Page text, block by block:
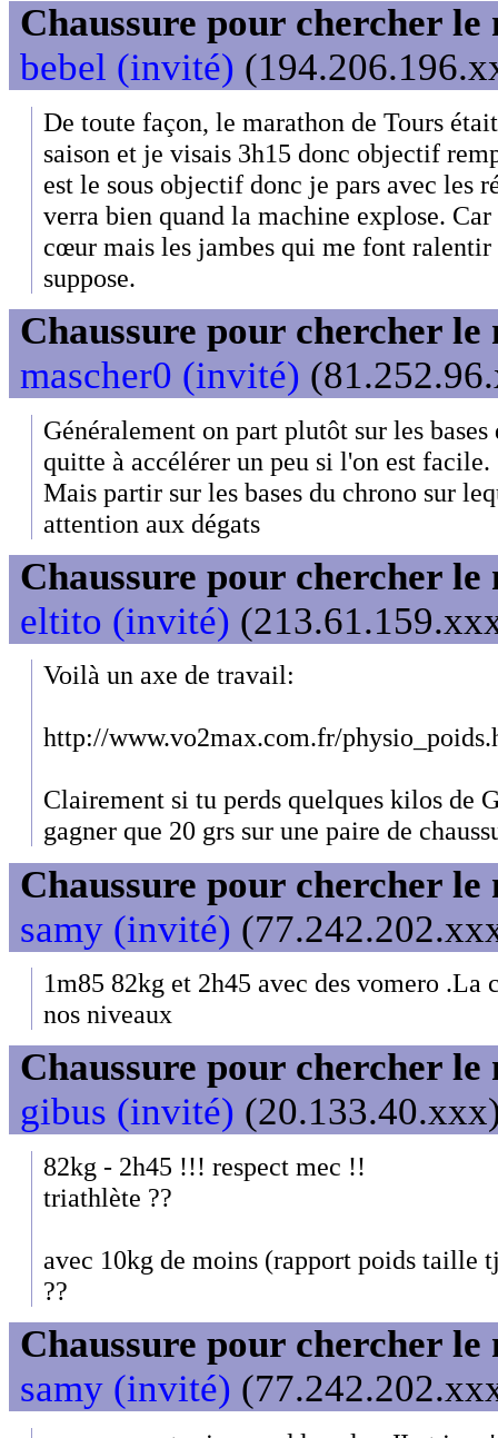
Chaussure pour chercher
bebel (invité)
De toute façon, le marathon de Tours
saison et je visais 3h15 donc objectif
est le sous objectif donc je pars avec les
verra bien quand la machine explose.
cœur mais les jambes qui me font
suppose.
Chaussure pour chercher
mascher0 (invité)
Généralement on part plutôt sur les
quitte à accélérer un peu si l'on est facile.
Mais partir sur les bases du chrono sur
attention aux dégats
Chaussure pour chercher
eltito (invité)
Voilà un axe de travail:
http://www.vo2max.com.fr/
Clairement si tu perds quelques kilos de
gagner que 20 grs sur une paire de
Chaussure pour chercher
samy (invité)
1m85 82kg et 2h45 avec des vomero .La
nos niveaux
Chaussure pour chercher
gibus (invité)
82kg - 2h45 !!! respect mec !!
triathlète ??
avec 10kg de moins (rapport poids taille
??
Chaussure pour chercher
samy (invité)